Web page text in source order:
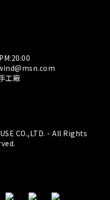
工廠
CO.,LTD. - All Rights